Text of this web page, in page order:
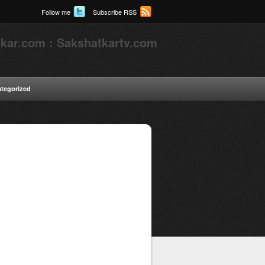
Follow me Subscribe RSS
: Sakshatkartv.com